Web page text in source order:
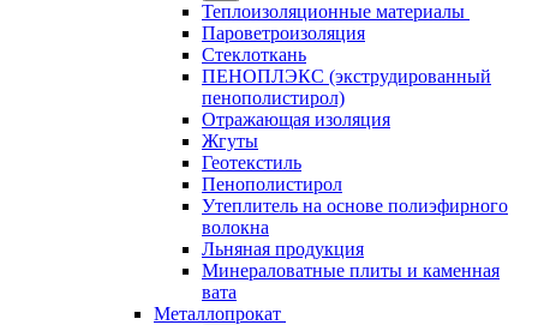
Теплоизоляционные материалы
Пароветроизоляция
Стеклоткань
ПЕНОПЛЭКС (экструдированный
пенополистирол)
Отражающая изоляция
Жгуты
Геотекстиль
Пенополистирол
Утеплитель на основе полиэфирного
волокна
Льняная продукция
Минераловатные плиты и каменная
вата
Металлопрокат